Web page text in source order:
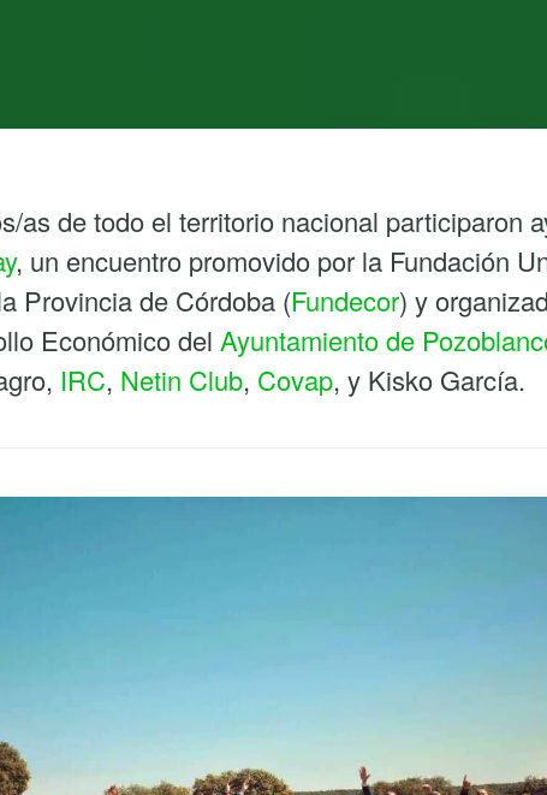
as de todo el territorio nacional participaron
, un encuentro promovido por la Fundación
Provincia de Córdoba (Fundecor) y
Económico del Ayuntamiento de
IRC, Netin Club, Covap, y Kisko García.